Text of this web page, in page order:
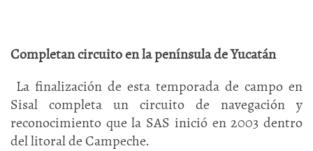
Completan circuito en la península de Yucatán
La finalización de esta temporada de campo en
Sisal completa un circuito de navegación y
reconocimiento que la SAS inició en 2003 dentro
del litoral de Campeche.